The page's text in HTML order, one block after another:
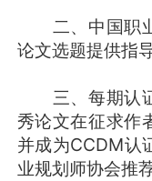
二、中国职业
论文选题提供指
三、每期认证
秀论文在征求作
并成为CCDM认
业规划师协会推